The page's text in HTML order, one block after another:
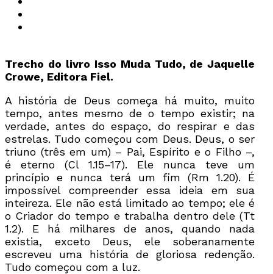
Trecho do livro Isso Muda Tudo, de Jaquelle
Crowe, Editora Fiel.
A história de Deus começa há muito, muito
tempo, antes mesmo de o tempo existir; na
verdade, antes do espaço, do respirar e das
estrelas. Tudo começou com Deus. Deus, o ser
triuno (três em um) – Pai, Espírito e o Filho –,
é eterno (Cl 1.15–17). Ele nunca teve um
princípio e nunca terá um fim (Rm 1.20). É
impossível compreender essa ideia em sua
inteireza. Ele não está limitado ao tempo; ele é
o Criador do tempo e trabalha dentro dele (Tt
1.2). E há milhares de anos, quando nada
existia, exceto Deus, ele soberanamente
escreveu uma história de gloriosa redenção.
Tudo começou com a luz.